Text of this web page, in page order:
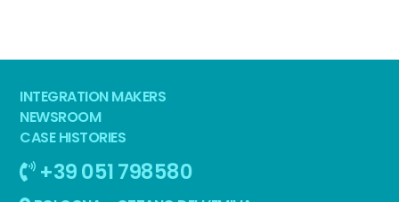
INTEGRATION MAKERS
NEWSROOM
CASE HISTORIES
+39 051 798580